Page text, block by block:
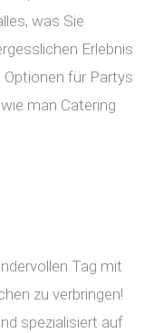
was Sie
Erlebnis
Optionen für Partys
man Catering
Tag mit
zu verbringen!
spezialisiert auf